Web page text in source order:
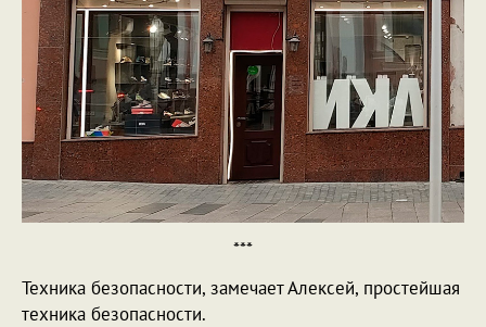
***
Техника безопасности, замечает Алексей, простейшая
техника безопасности.